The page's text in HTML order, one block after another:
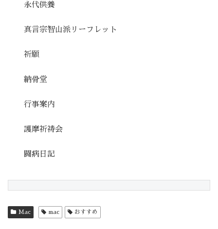
永代供養
真言宗智山派リーフレット
祈願
納骨堂
行事案内
護摩祈祷会
闘病日記
Mac mac おすすめ